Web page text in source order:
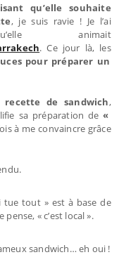
qu’elle souhaite
, je suis ravie ! Je l’ai
animait
. Ce jour là, les
pour préparer un
recette de sandwich,
sa préparation de «
à me convaincre grâce
tout » est à base de
« c’est local ».
sandwich… eh oui !